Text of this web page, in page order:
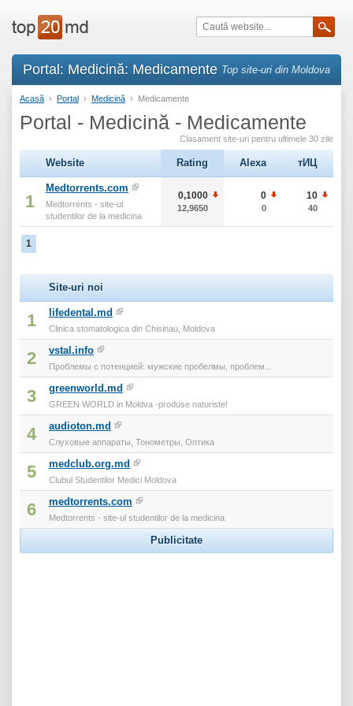
Portal: Medicină: Medicamente Top site-uri din Moldova
Acasă › Portal › Medicină › Medicamente
Portal - Medicină - Medicamente
Clasament site-uri pentru ultimele 30 zile
Website Rating Alexa тИЦ
1
Medtorrents.com
Medtorrents - site-ul
studentilor de la medicina
0,1000
12,9650
0
0
10
40
1
Site-uri noi
1 lifedental.md
Clinica stomatologica din Chisinau, Moldova
2 vstal.info
Проблемы с потенцией: мужские пробелмы, проблем...
3 greenworld.md
GREEN WORLD in Moldva -produse naturiste!
4 audioton.md
Слуховые аппараты, Тонометры, Оптика
5 medclub.org.md
Clubul Studentilor Medici Moldova
6 medtorrents.com
Medtorrents - site-ul studentilor de la medicina
Publicitate